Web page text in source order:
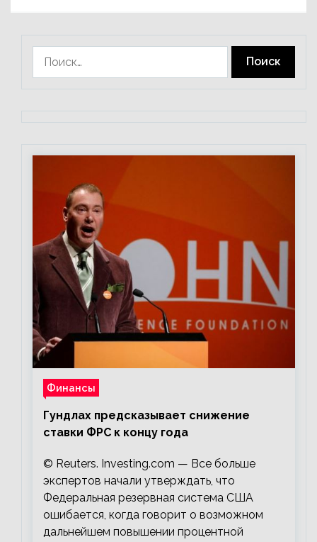
Финансы
Гундлах предсказывает снижение
ставки ФРС к концу года
© Reuters. Investing.com — Все больше
экспертов начали утверждать, что
Федеральная резервная система США
ошибается, когда говорит о возможном
дальнейшем повышении процентной